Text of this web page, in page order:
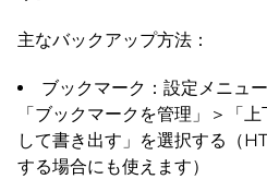
主なバックアップ方法：
ブックマーク：設定メニュ
「ブックマークを管理」＞「
して書き出す」を選択する（
する場合にも使えます）